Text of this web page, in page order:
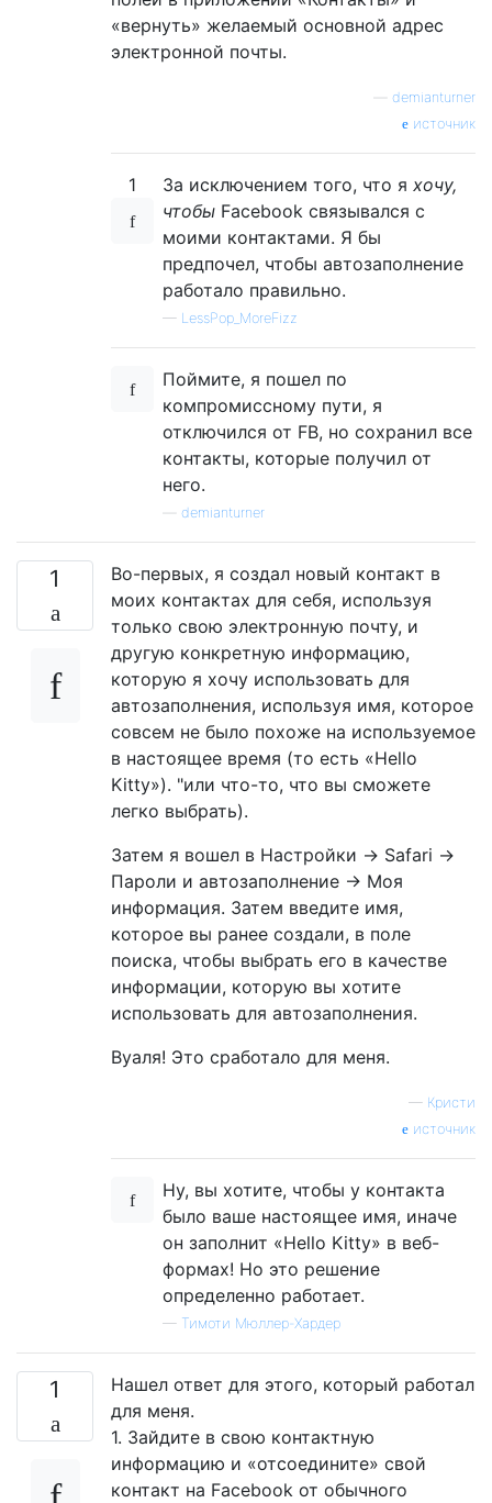
«вернуть» желаемый основной адрес
электронной почты.
demianturner
источник
1 За исключением того, что я хочу,
чтобы Facebook связывался с
моими контактами. Я бы
предпочел, чтобы автозаполнение
работало правильно.
— LessPop_MoreFizz
Поймите, я пошел по
компромиссному пути, я
отключился от FB, но сохранил все
контакты, которые получил от
него.
demianturner
1
Во-первых, я создал новый контакт в
моих контактах для себя, используя
только свою электронную почту, и
другую конкретную информацию,
которую я хочу использовать для
автозаполнения, используя имя, которое
совсем не было похоже на используемое
в настоящее время (то есть «Hello
Kitty»). "или что-то, что вы сможете
легко выбрать).
Затем я вошел в Настройки → Safari →
Пароли и автозаполнение → Моя
информация. Затем введите имя,
которое вы ранее создали, в поле
поиска, чтобы выбрать его в качестве
информации, которую вы хотите
использовать для автозаполнения.
Вуаля! Это сработало для меня.
— Кристи
источник
Ну, вы хотите, чтобы у контакта
было ваше настоящее имя, иначе
он заполнит «Hello Kitty» в веб-
формах! Но это решение
определенно работает.
— Тимоти Мюллер-Хардер
1
Нашел ответ для этого, который работал
для меня.
1. Зайдите в свою контактную
информацию и «отсоедините» свой
контакт на Facebook от обычного